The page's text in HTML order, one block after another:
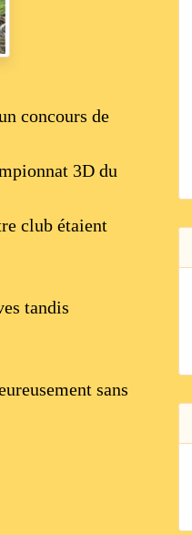
concours de
3D du
club étaient
tandis
sans